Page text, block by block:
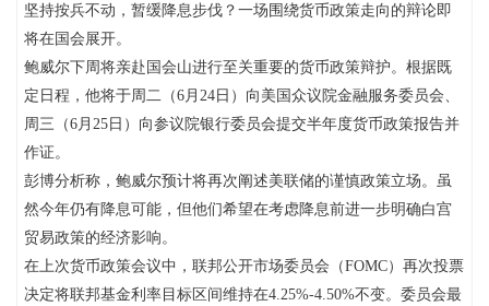
坚持按兵不动，暂缓降息步伐？一场围绕货币政策走向的辩论即
将在国会展开。
鲍威尔下周将亲赴国会山进行至关重要的货币政策辩护。根据既
定日程，他将于周二（6月24日）向美国众议院金融服务委员会、
周三（6月25日）向参议院银行委员会提交半年度货币政策报告并
作证。
彭博分析称，鲍威尔预计将再次阐述美联储的谨慎政策立场。虽
然今年仍有降息可能，但他们希望在考虑降息前进一步明确白宫
贸易政策的经济影响。
在上次货币政策会议中，联邦公开市场委员会（FOMC）再次投票
决定将联邦基金利率目标区间维持在4.25%-4.50%不变。委员会最